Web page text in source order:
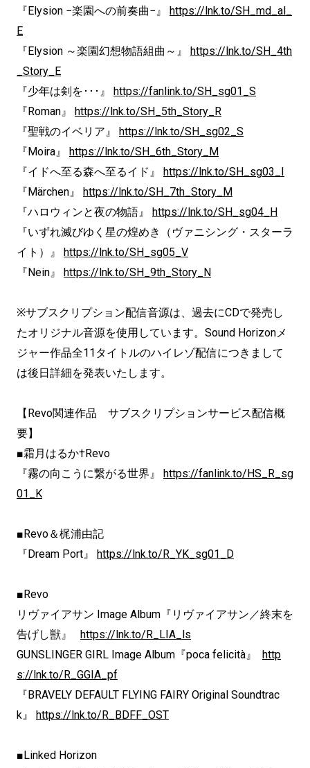
『Elysion −楽園への前奏曲−』
https://lnk.to/SH_md_al_
E
『Elysion ～楽園幻想物語組曲～』
https://lnk.to/SH_4th
_Story_E
『少年は剣を･･･』
https://fanlink.to/SH_sg01_S
『Roman』
https://lnk.to/SH_5th_Story_R
『聖戦のイベリア』
https://lnk.to/SH_sg02_S
『Moira』
https://lnk.to/SH_6th_Story_M
『イドへ至る森へ至るイド』
https://lnk.to/SH_sg03_I
『Märchen』
https://lnk.to/SH_7th_Story_M
『ハロウィンと夜の物語』
https://lnk.to/SH_sg04_H
『いずれ滅びゆく星の煌めき（ヴァニシング・スターラ
イト）』
https://lnk.to/SH_sg05_V
『Nein』
https://lnk.to/SH_9th_Story_N
※サブスクリプション配信音源は、過去にCDで発売し
たオリジナル音源を使用しています。Sound Horizonメ
ジャー作品全11タイトルのハイレゾ配信につきまして
は後日詳細を発表いたします。
【Revo関連作品 サブスクリプションサービス配信概
要】
■霜月はるか†Revo
『霧の向こうに繋がる世界』
https://fanlink.to/HS_R_sg
01_K
■Revo＆梶浦由記
『Dream Port』
https://lnk.to/R_YK_sg01_D
■Revo
リヴァイアサン Image Album『リヴァイアサン／終末を
告げし獣』
https://lnk.to/R_LIA_ls
GUNSLINGER GIRL Image Album『poca felicità』
http
s://lnk.to/R_GGIA_pf
『BRAVELY DEFAULT FLYING FAIRY Original Soundtrac
k』
https://lnk.to/R_BDFF_OST
■Linked Horizon